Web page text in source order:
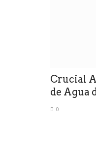
Crucial
de Agua
0